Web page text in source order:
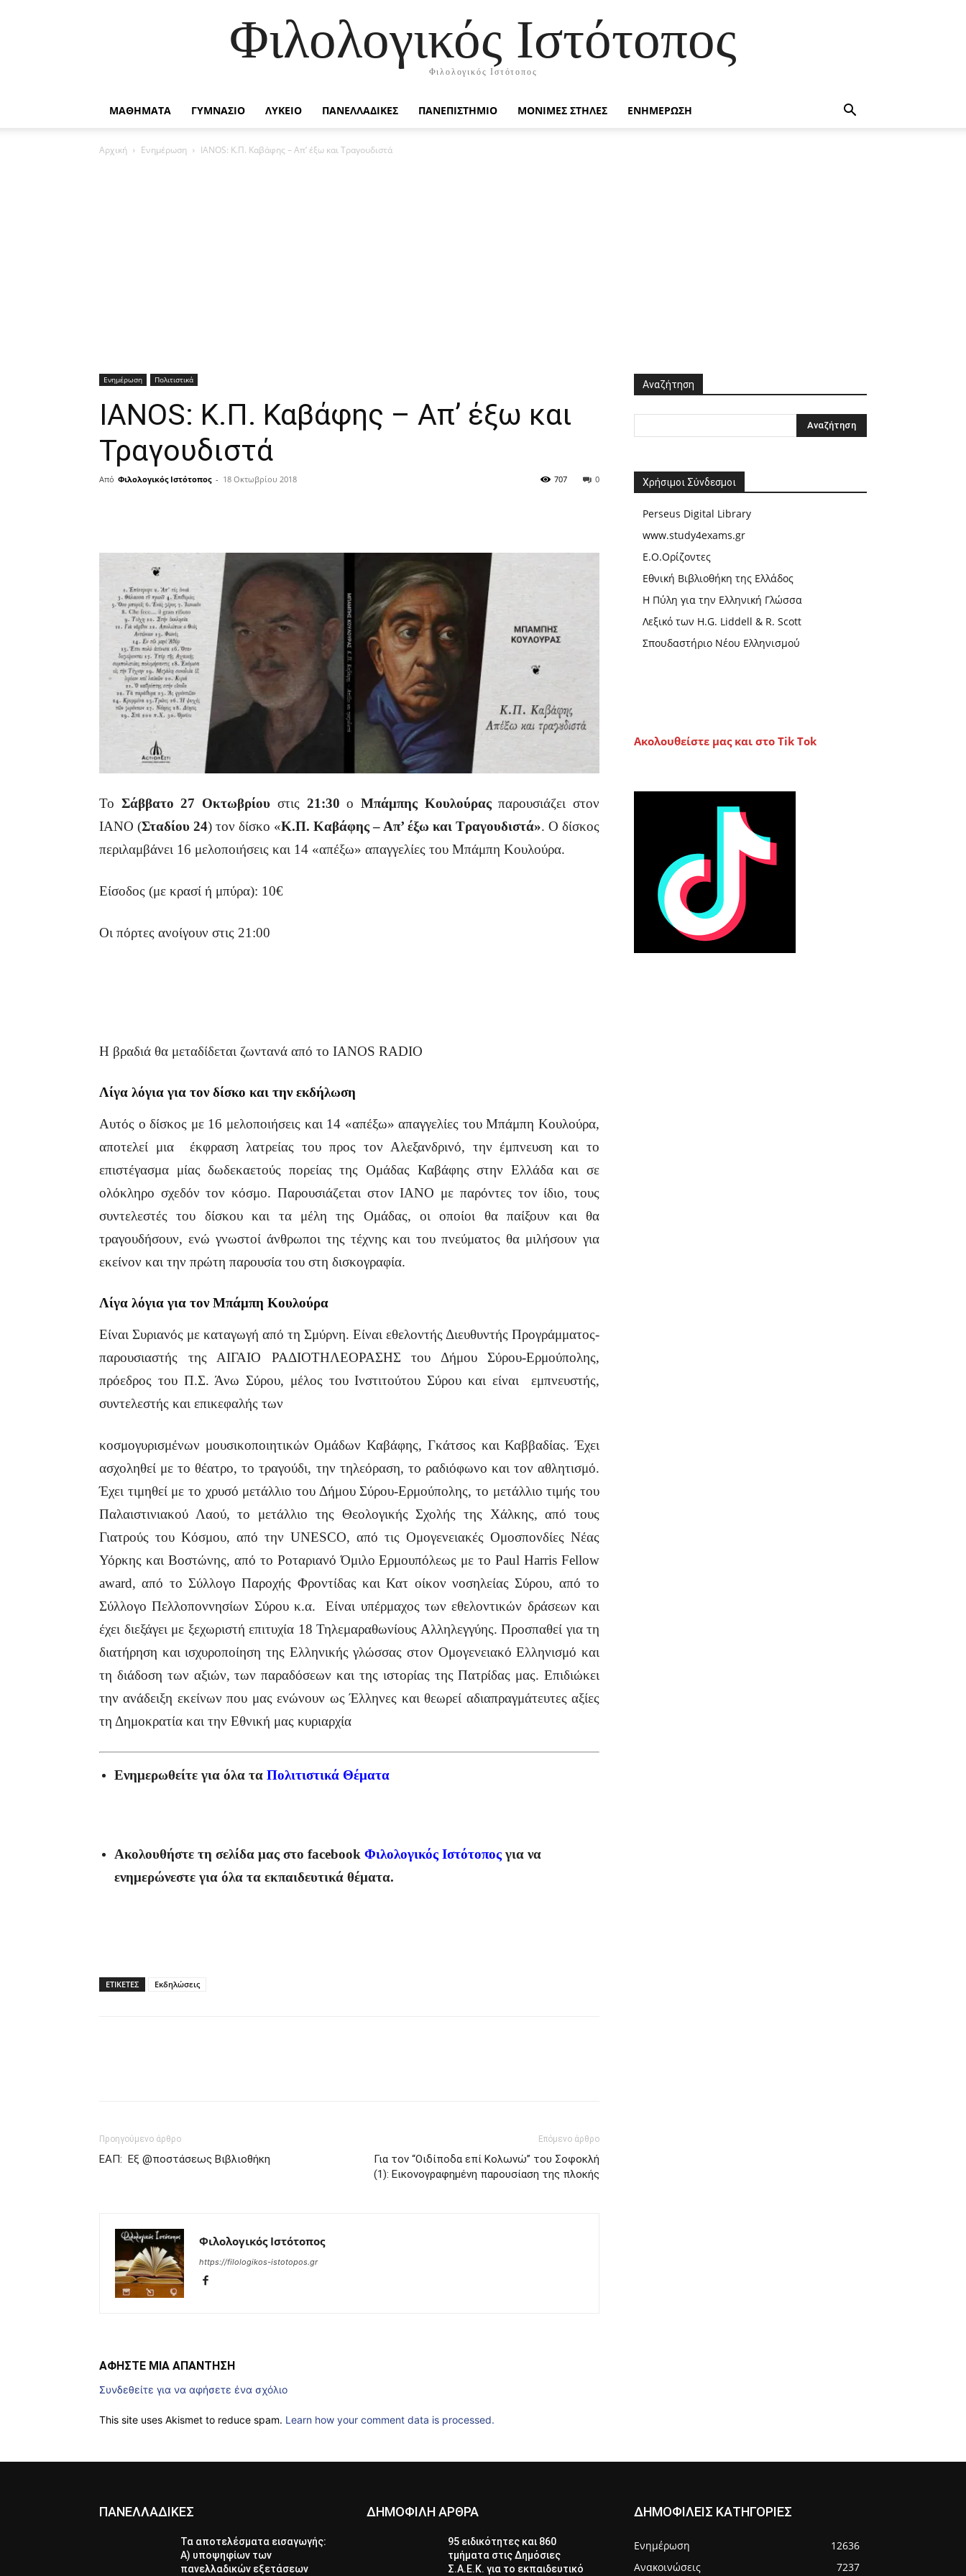
Φιλολογικός Ιστότοπος
Φιλολογικός Ιστότοπος
ΜΑΘΗΜΑΤΑ ΓΥΜΝΑΣΙΟ ΛΥΚΕΙΟ ΠΑΝΕΛΛΑΔΙΚΕΣ ΠΑΝΕΠΙΣΤΗΜΙΟ ΜΟΝΙΜΕΣ ΣΤΗΛΕΣ ΕΝΗΜΕΡΩΣΗ
Αρχική Ενημέρωση IANOS: Κ.Π. Καβάφης – Απ’ έξω και Τραγουδιστά
Ενημέρωση Πολιτιστικά
IANOS: Κ.Π. Καβάφης – Απ’ έξω και
Τραγουδιστά
Από Φιλολογικός Ιστότοπος - 18 Οκτωβρίου 2018 0
707
Το Σάββατο 27 Οκτωβρίου στις 21:30ο Μπάμπης Κουλούραςπαρουσιάζει στον
ΙΑΝΟ (Σταδίου 24) τον δίσκο «Κ.Π. Καβάφης – Απ’ έξω και Τραγουδιστά». Ο δίσκος
περιλαμβάνει 16 μελοποιήσεις και 14 «απέξω» απαγγελίες του Μπάμπη Κουλούρα.
Είσοδος (με κρασί ή μπύρα): 10€
Οι πόρτες ανοίγουν στις 21:00
Η βραδιά θα μεταδίδεται ζωντανά από το IANOS RADIO
Λίγα λόγια για τον δίσκο και την εκδήλωση
Αυτός ο δίσκος με 16 μελοποιήσεις και 14 «απέξω» απαγγελίες του Μπάμπη Κουλούρα,
αποτελεί μια έκφραση λατρείας του προς τον Αλεξανδρινό, την έμπνευση και το
επιστέγασμα μίας δωδεκαετούς πορείας της Ομάδας Καβάφης στην Ελλάδα και σε
ολόκληρο σχεδόν τον κόσμο. Παρουσιάζεται στον IANO με παρόντες τον ίδιο, τους
συντελεστές του δίσκου και τα μέλη της Ομάδας, οι οποίοι θα παίξουν και θα
τραγουδήσουν, ενώ γνωστοί άνθρωποι της τέχνης και του πνεύματος θα μιλήσουν για
εκείνον και την πρώτη παρουσία του στη δισκογραφία.
Λίγα λόγια για τον Μπάμπη Κουλούρα
Είναι Συριανός με καταγωγή από τη Σμύρνη. Είναι εθελοντής Διευθυντής Προγράμματος-
παρουσιαστής της ΑΙΓΑΙΟ ΡΑΔΙΟΤΗΛΕΟΡΑΣΗΣ του Δήμου Σύρου-Ερμούπολης,
πρόεδρος του Π.Σ. Άνω Σύρου, μέλος του Ινστιτούτου Σύρου και είναι εμπνευστής,
συντελεστής και επικεφαλής των
κοσμογυρισμένων μουσικοποιητικών Ομάδων Καβάφης, Γκάτσος και Καββαδίας. Έχει
ασχοληθεί με το θέατρο, το τραγούδι, την τηλεόραση, το ραδιόφωνο και τον αθλητισμό.
Έχει τιμηθεί με το χρυσό μετάλλιο του Δήμου Σύρου-Ερμούπολης, το μετάλλιο τιμής του
Παλαιστινιακού Λαού, το μετάλλιο της Θεολογικής Σχολής της Χάλκης, από τους
Γιατρούς του Κόσμου, από την UNESCO, από τις Ομογενειακές Ομοσπονδίες Νέας
Υόρκης και Βοστώνης, από το Ροταριανό Όμιλο Ερμουπόλεως με το Paul Harris Fellow
award, από το Σύλλογο Παροχής Φροντίδας και Κατ οίκον νοσηλείας Σύρου, από το
Σύλλογο Πελλοποννησίων Σύρου κ.α. Είναι υπέρμαχος των εθελοντικών δράσεων και
έχει διεξάγει με ξεχωριστή επιτυχία 18 Τηλεμαραθωνίους Αλληλεγγύης. Προσπαθεί για τη
διατήρηση και ισχυροποίηση της Ελληνικής γλώσσας στον Ομογενειακό Ελληνισμό και
τη διάδοση των αξιών, των παραδόσεων και της ιστορίας της Πατρίδας μας. Επιδιώκει
την ανάδειξη εκείνων που μας ενώνουν ως Έλληνες και θεωρεί αδιαπραγμάτευτες αξίες
τη Δημοκρατία και την Εθνική μας κυριαρχία
Ενημερωθείτε για όλα τα Πολιτιστικά Θέματα
Ακολουθήστε τη σελίδα μας στο facebook Φιλολογικός Ιστότοπος για να
ενημερώνεστε για όλα τα εκπαιδευτικά θέματα.
ΕΤΙΚΕΤΕΣ Εκδηλώσεις
Προηγούμενο άρθρο
ΕΑΠ: Εξ @ποστάσεως Βιβλιοθήκη
Επόμενο άρθρο
Για τον “Οιδίποδα επί Κολωνώ” του Σοφοκλή
(1): Εικονογραφημένη παρουσίαση της πλοκής
Φιλολογικός Ιστότοπος
https://filologikos-istotopos.gr
ΑΦΗΣΤΕ ΜΙΑ ΑΠΑΝΤΗΣΗ
Συνδεθείτε για να αφήσετε ένα σχόλιο
This site uses Akismet to reduce spam. Learn how your comment data is processed.
Αναζήτηση
Χρήσιμοι Σύνδεσμοι
Perseus Digital Library
www.study4exams.gr
Ε.Ο.Ορίζοντες
Εθνική Βιβλιοθήκη της Ελλάδος
Η Πύλη για την Ελληνική Γλώσσα
Λεξικό των H.G. Liddell & R. Scott
Σπουδαστήριο Νέου Ελληνισμού
Ακολουθείστε μας και στο Tik Tok
ΠΑΝΕΛΛΑΔΙΚΕΣ
Τα αποτελέσματα εισαγωγής:
Α) υποψηφίων των
πανελλαδικών εξετάσεων
ΔΗΜΟΦΙΛΗ ΑΡΘΡΑ
95 ειδικότητες και 860
τμήματα στις Δημόσιες
Σ.Α.Ε.Κ. για το εκπαιδευτικό
ΔΗΜΟΦΙΛΕΙΣ ΚΑΤΗΓΟΡΙΕΣ
Ενημέρωση
12636
Ανακοινώσεις
7237